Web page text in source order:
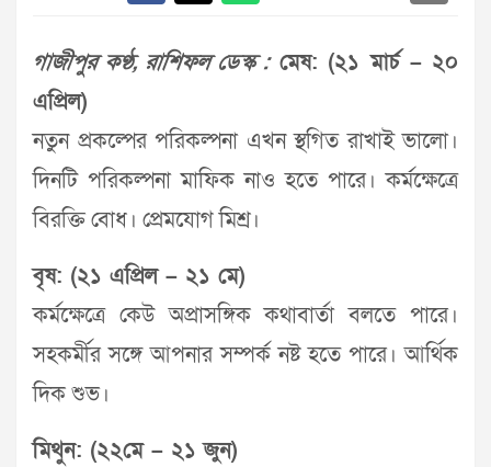
গাজীপুর কণ্ঠ, রাশিফল ডেস্ক :মেষ: (২১ মার্চ – ২০
এপ্রিল)
নতুন প্রকল্পের পরিকল্পনা এখন স্থগিত রাখাই ভালো।
দিনটি পরিকল্পনা মাফিক নাও হতে পারে। কর্মক্ষেত্রে
বিরক্তি বোধ। প্রেমযোগ মিশ্র।
বৃষ: (২১ এপ্রিল – ২১ মে)
কর্মক্ষেত্রে কেউ অপ্রাসঙ্গিক কথাবার্তা বলতে পারে।
সহকর্মীর সঙ্গে আপনার সম্পর্ক নষ্ট হতে পারে। আর্থিক
দিক শুভ।
মিথুন: (২২মে – ২১ জুন)